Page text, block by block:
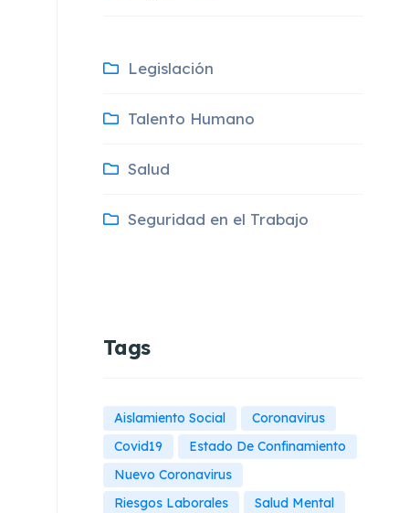
Legislación
Talento Humano
Salud
Seguridad en el Trabajo
Tags
Aislamiento Social
Coronavirus
Covid19
Estado De Confinamiento
Nuevo Coronavirus
Riesgos Laborales
Salud Mental